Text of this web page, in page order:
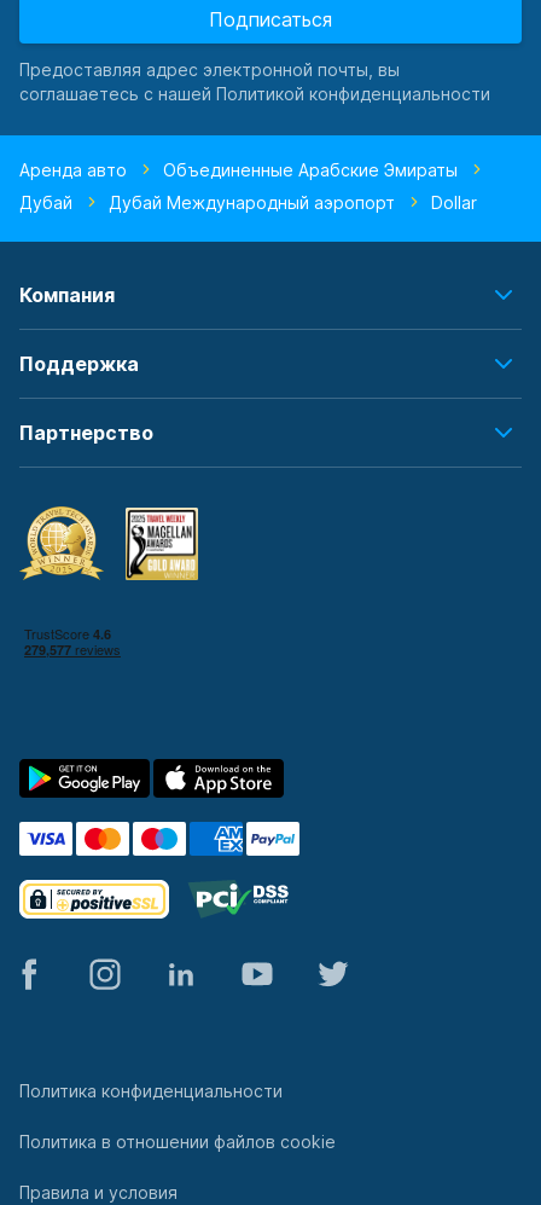
Подписаться
Предоставляя адрес электронной почты, вы
соглашаетесь с нашей Политикой конфиденциальности
Аренда авто
Объединенные Арабские Эмираты
Дубай
Дубай Международный аэропорт Dollar
Компания
Поддержка
Партнерство